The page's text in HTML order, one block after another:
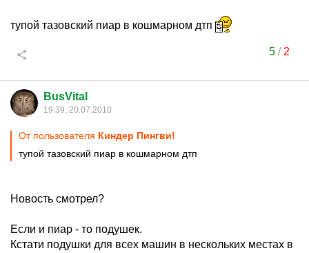
тупой тазовский пиар в кошмарном дтп
5/ 2
BusVital
19:39, 20.07.2010
От пользователя Киндер Пингви!
тупой тазовский пиар в кошмарном дтп
Новость смотрел?
Если и пиар - то подушек.
Кстати подушки для всех машин в нескольких местах в